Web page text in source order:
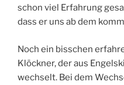
schon viel Erfahrung
dass er uns ab dem
Noch ein bisschen
Klöckner, der aus
wechselt. Bei dem